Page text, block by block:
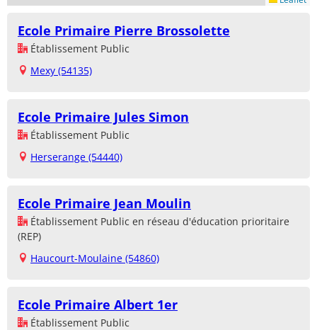
Ecole Primaire Pierre Brossolette
Établissement Public
Mexy (54135)
Ecole Primaire Jules Simon
Établissement Public
Herserange (54440)
Ecole Primaire Jean Moulin
Établissement Public en réseau d'éducation prioritaire
(REP)
Haucourt-Moulaine (54860)
Ecole Primaire Albert 1er
Établissement Public